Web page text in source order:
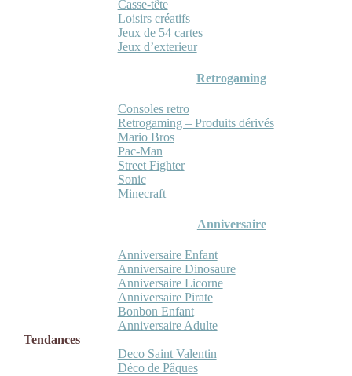
Casse-tête
Loisirs créatifs
Jeux de 54 cartes
Jeux d’exterieur
Retrogaming
Consoles retro
Retrogaming – Produits dérivés
Mario Bros
Pac-Man
Street Fighter
Sonic
Minecraft
Anniversaire
Anniversaire Enfant
Anniversaire Dinosaure
Anniversaire Licorne
Anniversaire Pirate
Bonbon Enfant
Anniversaire Adulte
Tendances
Deco Saint Valentin
Déco de Pâques